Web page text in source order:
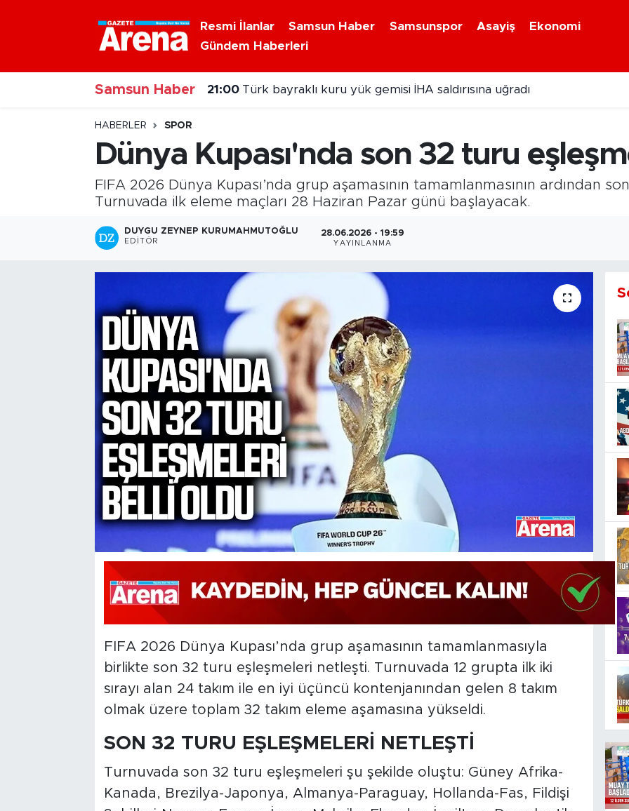
Resmi İlanlar Samsun Haber Samsunspor Asayiş
Ekonomi
Gündem Haberleri
Samsun Haber 21:00 Türk bayraklı kuru yük gemisi İHA saldırısına uğradı
HABERLER SPOR
Dünya Kupası'nda son 32 turu
FIFA 2026 Dünya Kupası’nda grup aşamasının tamamlanmasının ardından
Turnuvada ilk eleme maçları 28 Haziran Pazar günü başlayacak.
DUYGU ZEYNEP KURUMAHMUTOĞLU
EDITÖR
28.06.2026 - 19:59
YAYINLANMA
FIFA 2026 Dünya Kupası’nda grup aşamasının tamamlanmasıyla
birlikte son 32 turu eşleşmeleri netleşti. Turnuvada 12 grupta ilk iki
sırayı alan 24 takım ile en iyi üçüncü kontenjanından gelen 8 takım
olmak üzere toplam 32 takım eleme aşamasına yükseldi.
SON 32 TURU EŞLEŞMELERİ NETLEŞTİ
Turnuvada son 32 turu eşleşmeleri şu şekilde oluştu: Güney Afrika-
Kanada, Brezilya-Japonya, Almanya-Paraguay, Hollanda-Fas, Fildişi
Nöbetçi Eczaneler
Hava Durumu
Samsun Namaz Vakitleri
Trafik Durumu
Süper Lig Puan Durumu ve Fikstür
Tüm Manşetler
Haber Arşivi